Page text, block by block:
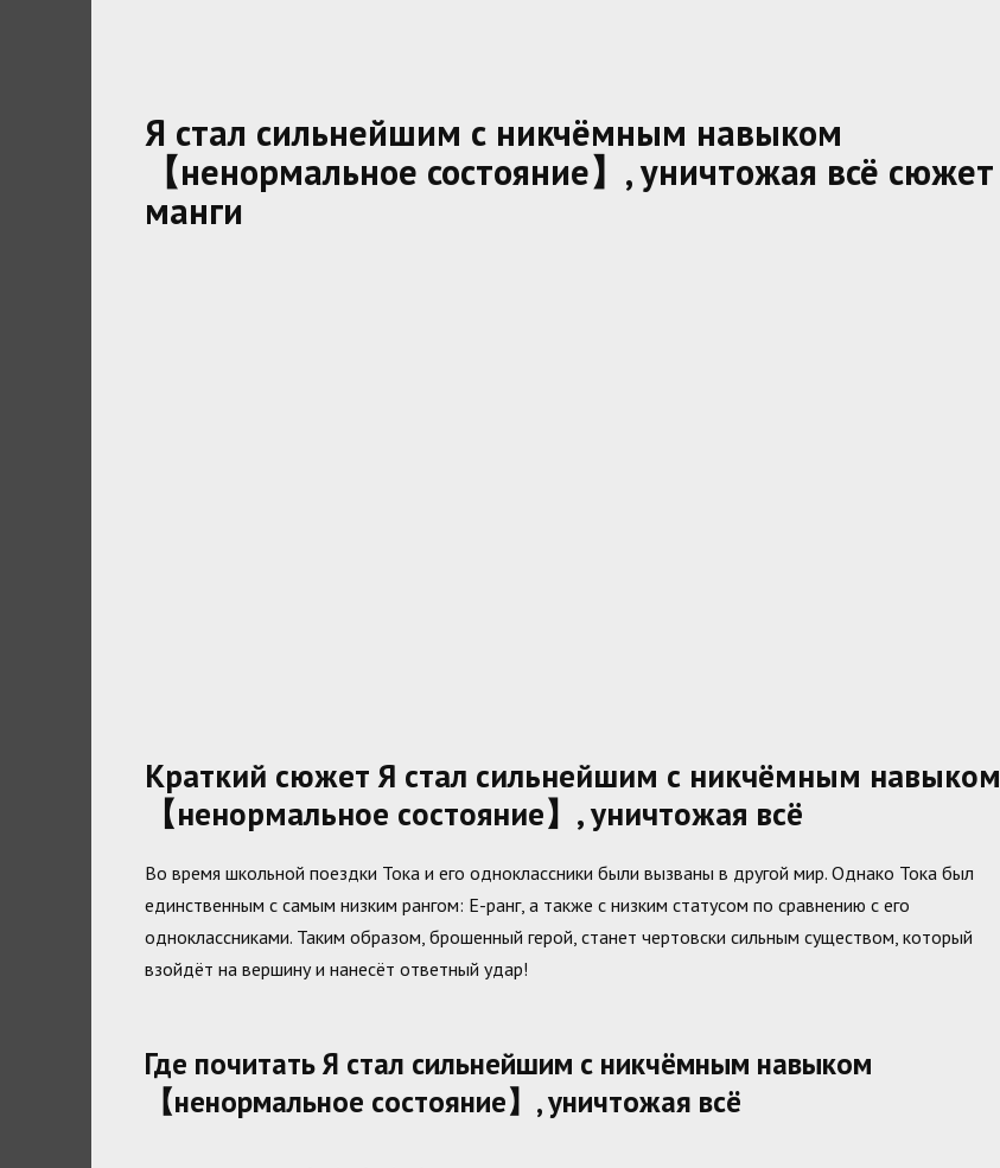
Я стал сильнейшим с никчёмным навыком
【ненормальное состояние】, уничтожая всё сюжет
манги
Краткий сюжет Я стал сильнейшим с никчёмным навыком
【ненормальное состояние】, уничтожая всё
Во время школьной поездки Тока и его одноклассники были вызваны в другой мир. Однако Тока был
единственным с самым низким рангом: Е-ранг, а также с низким статусом по сравнению с его
одноклассниками. Таким образом, брошенный герой, станет чертовски сильным существом, который
взойдёт на вершину и нанесёт ответный удар!
Где почитать Я стал сильнейшим с никчёмным навыком
【ненормальное состояние】, уничтожая всё